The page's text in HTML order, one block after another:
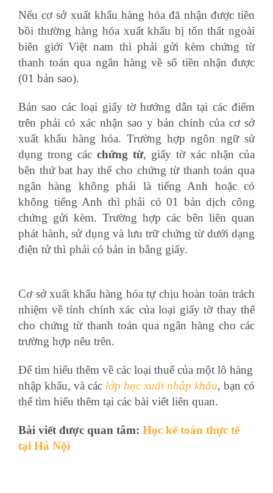
Nếu cơ sở xuất khẩu hàng hóa đã nhận được tiền
bồi thường hàng hóa xuất khẩu bị tổn thất ngoài
biên giới Việt nam thì phải gửi kèm chứng từ
thanh toán qua ngân hàng về số tiền nhận được
(01 bản sao).
Bản sao các loại giấy tờ hướng dẫn tại các điểm
trên phải có xác nhận sao y bản chính của cơ sở
xuất khẩu hàng hóa. Trường hợp ngôn ngữ sử
dụng trong các chứng từ, giấy tờ xác nhận của
bên thứ bat hay thế cho chứng từ thanh toán qua
ngân hàng không phải là tiếng Anh hoặc có
không tiếng Anh thì phải có 01 bản dịch công
chứng gửi kèm. Trường hợp các bên liên quan
phát hành, sử dụng và lưu trữ chứng từ dưới dạng
điện tử thì phải có bản in bằng giấy.
Cơ sở xuất khẩu hàng hóa tự chịu hoàn toàn trách
nhiệm về tính chính xác của loại giấy tờ thay thế
cho chứng từ thanh toán qua ngân hàng cho các
trường hợp nêu trên.
Để tìm hiểu thêm về các loại thuế của một lô hàng
nhập khẩu, và các lớp học xuất nhập khẩu, bạn có
thể tìm hiểu thêm tại các bài viết liên quan.
Bài viết được quan tâm: Học kế toán thực tế
tại Hà Nội